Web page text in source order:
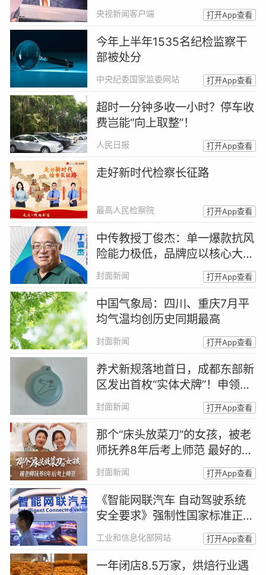
央视新闻客户端 打开App查看
今年上半年1535名纪检监察干
部被处分
中央纪委国家监委网站 打开App查看
超时一分钟多收一小时？停车收
费岂能“向上取整”！
人民日报 打开App查看
走好新时代检察长征路
最高人民检察院 打开App查看
中传教授丁俊杰：单一爆款抗风
险能力极低，品牌应以核心大单
品站稳用户心智 | 超品大师说
封面新闻 打开App查看
中国气象局：四川、重庆7月平
均气温均创历史同期最高
封面新闻 打开App查看
养犬新规落地首日，成都东部新
区发出首枚“实体犬牌”！申领
人：出于安全和规范考虑主动登
记｜封面头条
封面新闻 打开App查看
那个“床头放菜刀”的女孩，被老
师抚养8年后考上师范 最好的报
答，是成为你｜封面头条
封面新闻 打开App查看
《智能网联汽车 自动驾驶系统
安全要求》强制性国家标准正式
发布
工业和信息化部网站 打开App查看
一年闭店8.5万家，烘焙行业遇